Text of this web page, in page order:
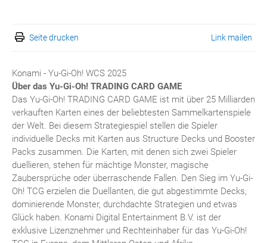
Seite drucken Link mailen
Konami - Yu-Gi-Oh! WCS 2025
Über das Yu-Gi-Oh! TRADING CARD GAME
Das Yu-Gi-Oh! TRADING CARD GAME ist mit über 25 Milliarden
verkauften Karten eines der beliebtesten Sammelkartenspiele
der Welt. Bei diesem Strategiespiel stellen die Spieler
individuelle Decks mit Karten aus Structure Decks und Booster
Packs zusammen. Die Karten, mit denen sich zwei Spieler
duellieren, stehen für mächtige Monster, magische
Zaubersprüche oder überraschende Fallen. Den Sieg im Yu-Gi-
Oh! TCG erzielen die Duellanten, die gut abgestimmte Decks,
dominierende Monster, durchdachte Strategien und etwas
Glück haben. Konami Digital Entertainment B.V. ist der
exklusive Lizenznehmer und Rechteinhaber für das Yu-Gi-Oh!